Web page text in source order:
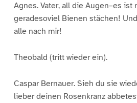
Agnes. Vater, all die Augen–es ist
geradesoviel Bienen stächen!
alle nach mir!
Theobald (tritt wieder ein).
Caspar Bernauer. Sieh du sie
lieber deinen Rosenkranz